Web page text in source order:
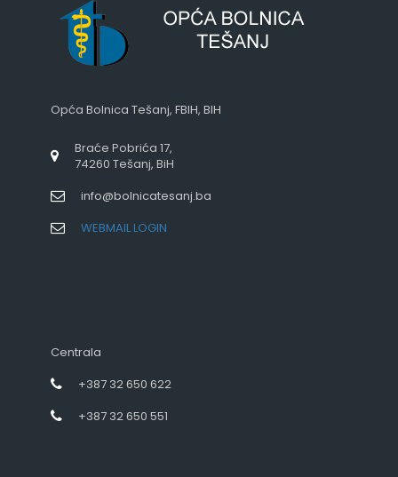
Opća Bolnica Tešanj, FBIH, BIH
Braće Pobrića 17,
74260 Tešanj, BiH
info@bolnicatesanj.ba
WEBMAIL LOGIN
Centrala
+387 32 650 622
+387 32 650 551